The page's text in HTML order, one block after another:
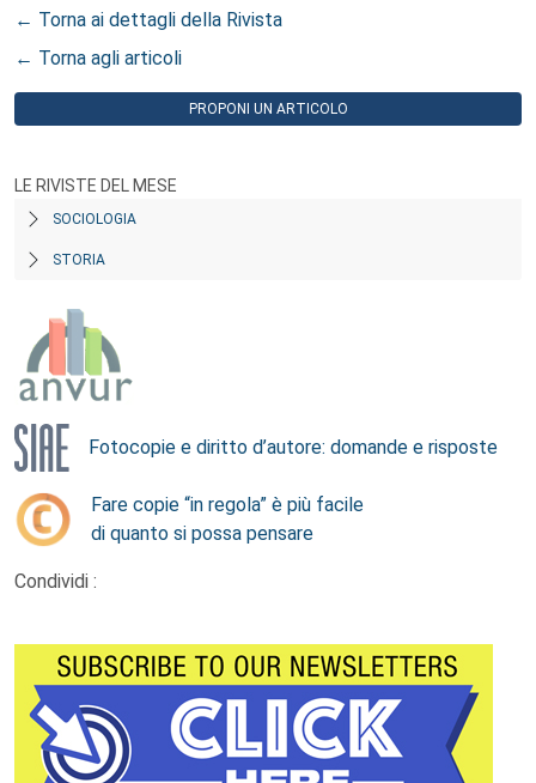
← Torna ai dettagli della Rivista
← Torna agli articoli
PROPONI UN ARTICOLO
LE RIVISTE DEL MESE
SOCIOLOGIA
STORIA
Fotocopie e diritto d’autore: domande e risposte
Fare copie “in regola” è più facile
di quanto si possa pensare
Condividi :